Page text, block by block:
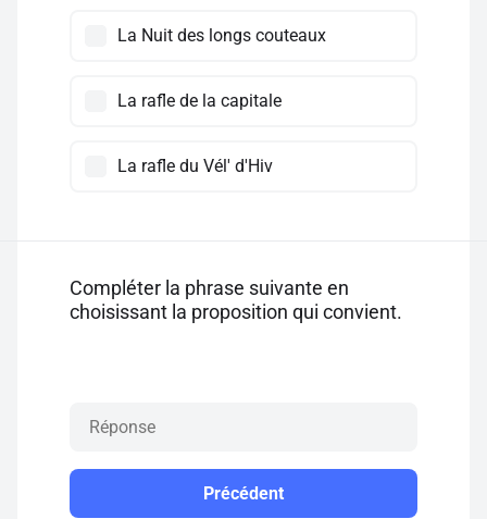
La Nuit des longs couteaux
La rafle de la capitale
La rafle du Vél' d'Hiv
Compléter la phrase suivante en
choisissant la proposition qui convient.
Précédent